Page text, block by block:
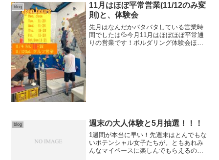
blog
11月はほぼ平常営業(11/12のみ変
則)と、体験会
先月はなんだかバタバタしている営業時
間でしたは💦今月11月はほぼほぼ平常通
りの営業です！ボルダリング体験会ほ
blog 週末の大人体験と5月抽選！！！
1週間が本当に早い！先週末はとんでもな
いポテンシャル女子たちが。ともあれみ
んなマイペースに楽しんでもらえるのが